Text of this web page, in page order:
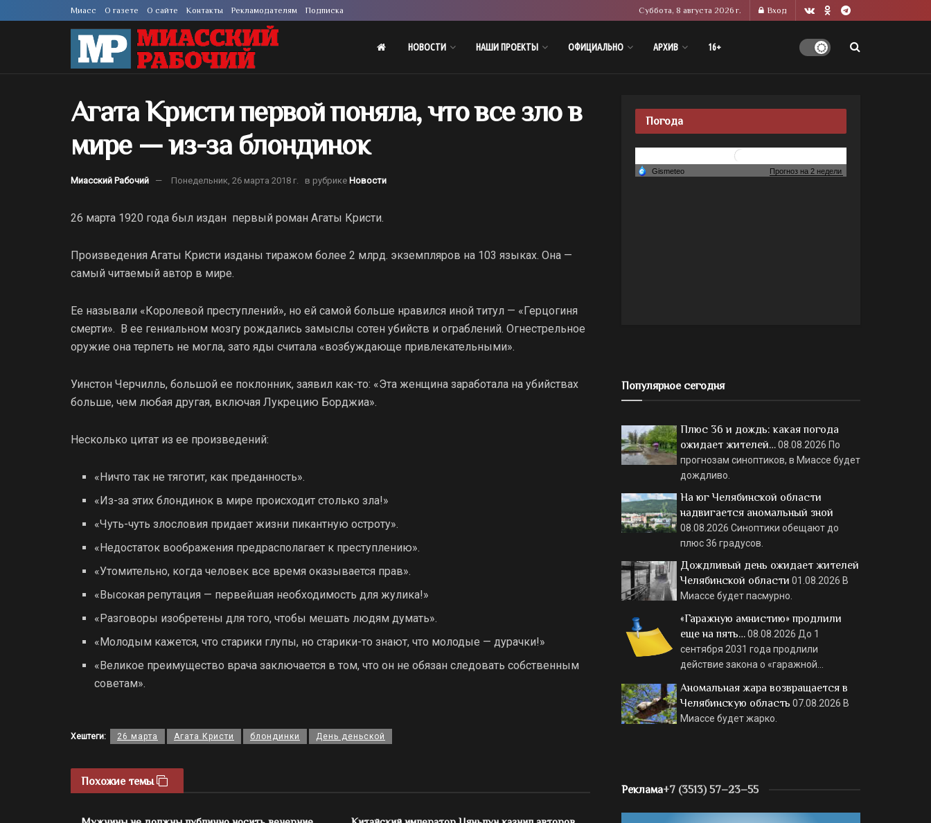
Миасс О газете О сайте Контакты Рекламодателям Подписка Суббота, 8 августа 2026 г. Вход
НОВОСТИ НАШИ ПРОЕКТЫ ОФИЦИАЛЬНО АРХИВ 16+
Агата Кристи первой поняла, что все зло в
мире — из-за блондинок
Миасский Рабочий Понедельник, 26 марта 2018 г. в рубрике Новости
26 марта 1920 года был издан первый роман Агаты Кристи.
Произведения Агаты Кристи изданы тиражом более 2 млрд. экземпляров на 103 языках. Она —
самый читаемый автор в мире.
Ее называли «Королевой преступлений», но ей самой больше нравился иной титул — «Герцогиня
смерти». В ее гениальном мозгу рождались замыслы сотен убийств и ограблений. Огнестрельное
оружие она терпеть не могла, зато яды считала «возбуждающе привлекательными».
Уинстон Черчилль, большой ее поклонник, заявил как-то: «Эта женщина заработала на убийствах
больше, чем любая другая, включая Лукрецию Борджиа».
Несколько цитат из ее произведений:
«Ничто так не тяготит, как преданность».
«Из-за этих блондинок в мире происходит столько зла!»
«Чуть-чуть злословия придает жизни пикантную остроту».
«Недостаток воображения предрасполагает к преступлению».
«Утомительно, когда человек все время оказывается прав».
«Высокая репутация — первейшая необходимость для жулика!»
«Разговоры изобретены для того, чтобы мешать людям думать».
«Молодым кажется, что старики глупы, но старики-то знают, что молодые — дурачки!»
«Великое преимущество врача заключается в том, что он не обязан следовать собственным
советам».
Хештеги: 26 марта Агата Кристи блондинки День деньской
Похожие темы
Погода
Популярное сегодня
Плюс 36 и дождь: какая погода
ожидает жителей…08.08.2026 По
прогнозам синоптиков, в Миассе будет
дождливо.
На юг Челябинской области
надвигается аномальный зной
08.08.2026 Синоптики обещают до
плюс 36 градусов.
Дождливый день ожидает жителей
Челябинской области 01.08.2026 В
Миассе будет пасмурно.
«Гаражную амнистию» продлили
еще на пять…08.08.2026 До 1
сентября 2031 года продлили
действие закона о «гаражной…
Аномальная жара возвращается в
Челябинскую область 07.08.2026 В
Миассе будет жарко.
Реклама+7 (3513) 57–23–55